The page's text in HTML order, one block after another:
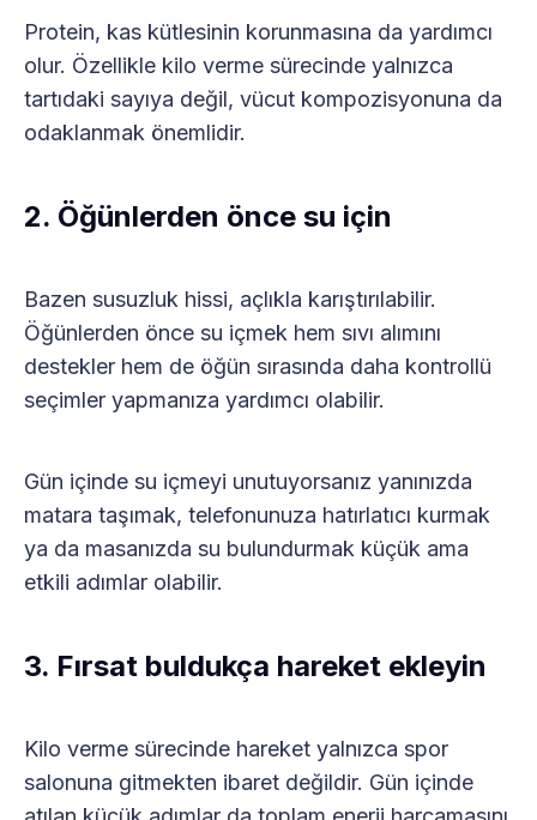
Protein, kas kütlesinin korunmasına da yardımcı
olur. Özellikle kilo verme sürecinde yalnızca
tartıdaki sayıya değil, vücut kompozisyonuna da
odaklanmak önemlidir.
2. Öğünlerden önce su için
Bazen susuzluk hissi, açlıkla karıştırılabilir.
Öğünlerden önce su içmek hem sıvı alımını
destekler hem de öğün sırasında daha kontrollü
seçimler yapmanıza yardımcı olabilir.
Gün içinde su içmeyi unutuyorsanız yanınızda
matara taşımak, telefonunuza hatırlatıcı kurmak
ya da masanızda su bulundurmak küçük ama
etkili adımlar olabilir.
3. Fırsat buldukça hareket ekleyin
Kilo verme sürecinde hareket yalnızca spor
salonuna gitmekten ibaret değildir. Gün içinde